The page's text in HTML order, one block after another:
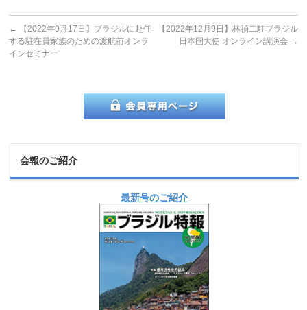
←
【2022年9月17日】ブラジルに赴任
する駐在員家族のための渡航前オンラ
インセミナー
【2022年12月9日】林禎二駐ブラジル
日本国大使 オンライン講演会 →
会報のご紹介
最新号のご紹介